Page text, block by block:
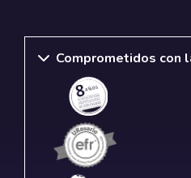
Comprometidos con